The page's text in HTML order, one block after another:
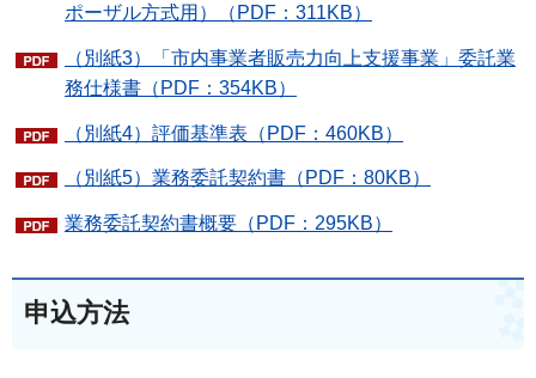
ポーザル方式用）（PDF：311KB）
（別紙3）「市内事業者販売力向上支援事業」委託業
務仕様書（PDF：354KB）
（別紙4）評価基準表（PDF：460KB）
（別紙5）業務委託契約書（PDF：80KB）
業務委託契約書概要（PDF：295KB）
申込方法